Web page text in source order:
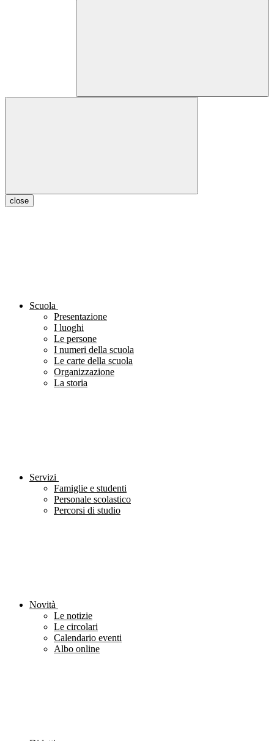
close
Scuola
Presentazione
I luoghi
Le persone
I numeri della scuola
Le carte della scuola
Organizzazione
La storia
Servizi
Famiglie e studenti
Personale scolastico
Percorsi di studio
Novità
Le notizie
Le circolari
Calendario eventi
Albo online